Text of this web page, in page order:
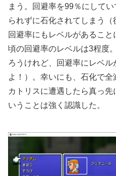
まう。回避率を99％にして
られずに石化されてしまう
回避率にもレベルがあるこ
頃の回避率のレベルは3程度
ろうけれど、回避率にレベ
よ！）。幸いにも、石化で
カトリスに遭遇したら真っ
いうことは強く認識した。